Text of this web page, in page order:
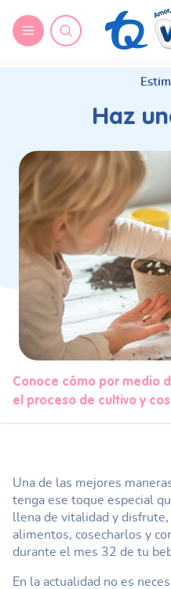
Haz
Conoce cómo por medio
el proceso de cultivo y
Una de las mejores
tenga ese toque especial
llena de vitalidad y
alimentos, cosecharlos y
durante el mes 32 de tu
En la actualidad no es